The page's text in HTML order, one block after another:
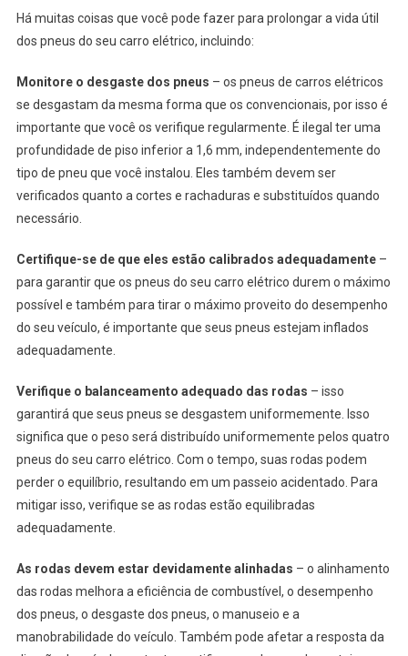
Há muitas coisas que você pode fazer para prolongar a vida útil
dos pneus do seu carro elétrico, incluindo:
Monitore o desgaste dos pneus – os pneus de carros elétricos
se desgastam da mesma forma que os convencionais, por isso é
importante que você os verifique regularmente. É ilegal ter uma
profundidade de piso inferior a 1,6 mm, independentemente do
tipo de pneu que você instalou. Eles também devem ser
verificados quanto a cortes e rachaduras e substituídos quando
necessário.
Certifique-se de que eles estão calibrados adequadamente–
para garantir que os pneus do seu carro elétrico durem o máximo
possível e também para tirar o máximo proveito do desempenho
do seu veículo, é importante que seus pneus estejam inflados
adequadamente.
Verifique o balanceamento adequado das rodas – isso
garantirá que seus pneus se desgastem uniformemente. Isso
significa que o peso será distribuído uniformemente pelos quatro
pneus do seu carro elétrico. Com o tempo, suas rodas podem
perder o equilíbrio, resultando em um passeio acidentado. Para
mitigar isso, verifique se as rodas estão equilibradas
adequadamente.
As rodas devem estar devidamente alinhadas – o alinhamento
das rodas melhora a eficiência de combustível, o desempenho
dos pneus, o desgaste dos pneus, o manuseio e a
manobrabilidade do veículo. Também pode afetar a resposta da